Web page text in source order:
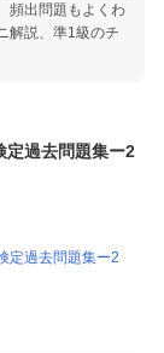
頻出問題もよくわ
解説、準1級のチ
定過去問題集ー2
定過去問題集ー2